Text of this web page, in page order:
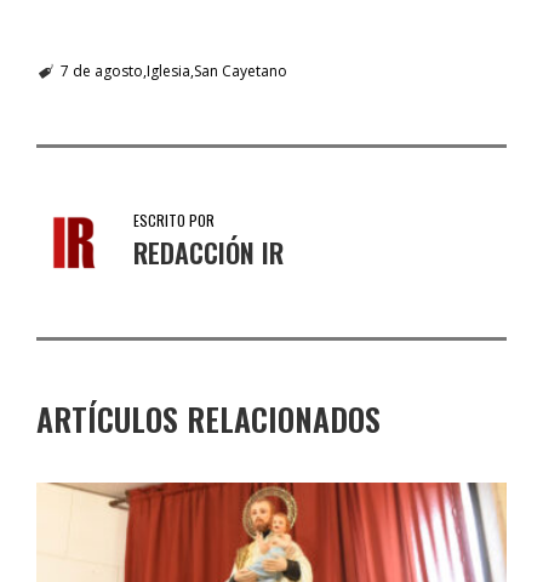
7 de agosto Iglesia San Cayetano
ESCRITO POR
REDACCIÓN IR
ARTÍCULOS RELACIONADOS